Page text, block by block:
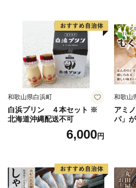
和歌山県白浜町
白浜プリン ４本セット ※
北海道沖縄配送不可
6,000円
和歌山
アミ
パ」